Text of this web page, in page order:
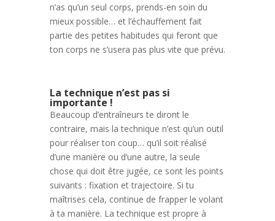
n’as qu’un seul corps, prends-en soin du
mieux possible… et l’échauffement fait
partie des petites habitudes qui feront que
ton corps ne s’usera pas plus vite que prévu.
La technique n’est pas si
importante !
Beaucoup d’entraîneurs te diront le
contraire, mais la technique n’est qu’un outil
pour réaliser ton coup… qu’il soit réalisé
d’une manière ou d’une autre, la seule
chose qui doit être jugée, ce sont les points
suivants : fixation et trajectoire. Si tu
maîtrises cela, continue de frapper le volant
à ta manière. La technique est propre à